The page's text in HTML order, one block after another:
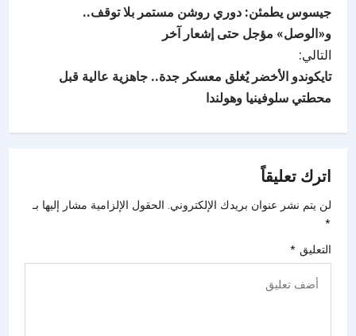
جيسوس يطمئن: دوري روشن مستمر بلا توقف..
و«الوصل» مؤجل حتى إشعار آخر
التالي:
تايكوندو الأخضر يُغلق معسكر جدة.. جاهزية عالية قبل
محطتي سلوفينيا وهولندا
اترك تعليقاً
لن يتم نشر عنوان بريدك الإلكتروني. الحقول الإلزامية مشار إليها بـ
*
التعليق *